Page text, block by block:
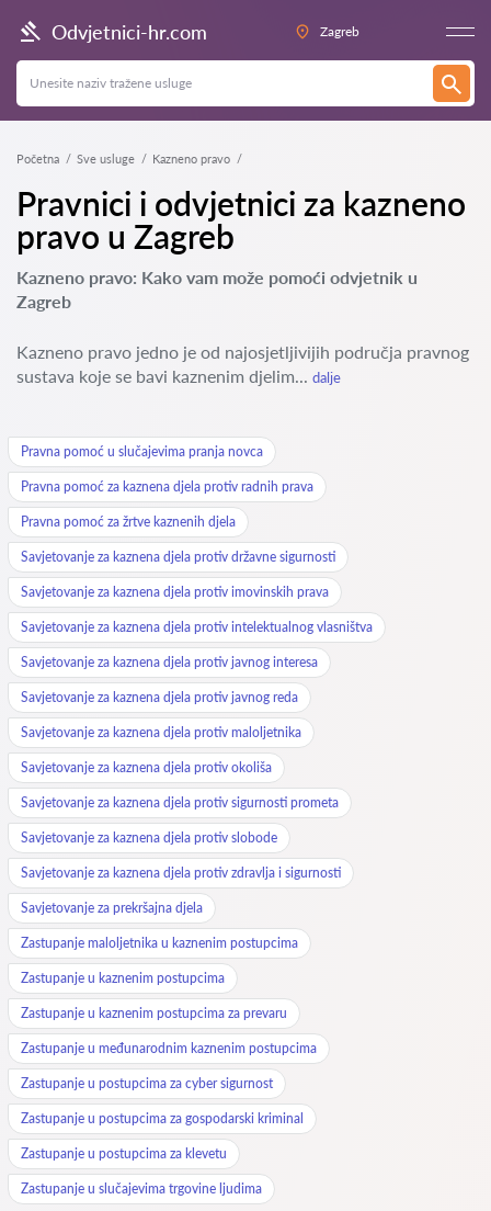
Odvjetnici-hr.com Zagreb
Početna Sve usluge Kazneno pravo
Pravnici i odvjetnici za kazneno
pravo u Zagreb
Kazneno pravo: Kako vam može pomoći odvjetnik u
Zagreb
Kazneno pravo jedno je od najosjetljivijih područja pravnog
sustava koje se bavi kaznenim djelim... dalje
Pravna pomoć u slučajevima pranja novca
Pravna pomoć za kaznena djela protiv radnih prava
Pravna pomoć za žrtve kaznenih djela
Savjetovanje za kaznena djela protiv državne sigurnosti
Savjetovanje za kaznena djela protiv imovinskih prava
Savjetovanje za kaznena djela protiv intelektualnog vlasništva
Savjetovanje za kaznena djela protiv javnog interesa
Savjetovanje za kaznena djela protiv javnog reda
Savjetovanje za kaznena djela protiv maloljetnika
Savjetovanje za kaznena djela protiv okoliša
Savjetovanje za kaznena djela protiv sigurnosti prometa
Savjetovanje za kaznena djela protiv slobode
Savjetovanje za kaznena djela protiv zdravlja i sigurnosti
Savjetovanje za prekršajna djela
Zastupanje maloljetnika u kaznenim postupcima
Zastupanje u kaznenim postupcima
Zastupanje u kaznenim postupcima za prevaru
Zastupanje u međunarodnim kaznenim postupcima
Zastupanje u postupcima za cyber sigurnost
Zastupanje u postupcima za gospodarski kriminal
Zastupanje u postupcima za klevetu
Zastupanje u slučajevima trgovine ljudima